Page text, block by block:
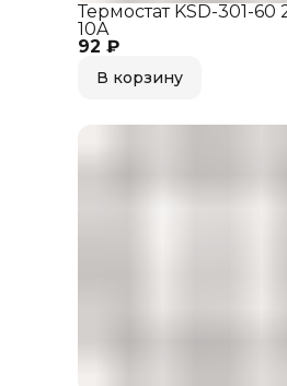
92 ₽
Термостат KSD-301-60
10A
В корзину